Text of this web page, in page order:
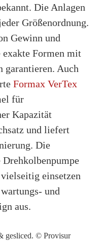
Die Anlagen
Größenordnung.
Gewinn und
Formen mit
garantieren. Auch
Formax VerTex
für
Kapazität
und liefert
Die
einsetzen
und
aus.
gesliced. © Provisur